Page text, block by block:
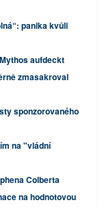
panika kvůli
aufdeckt
zmasakroval
sponzorovaného
na "vládní
Colberta
na hodnotovou